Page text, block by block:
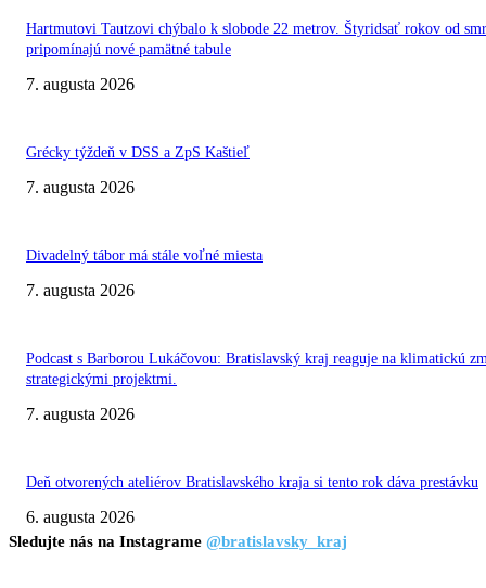
Hartmutovi Tautzovi chýbalo k slobode 22 metrov. Štyridsať rokov od
pripomínajú nové pamätné tabule
7. augusta 2026
Grécky týždeň v DSS a ZpS Kaštieľ
7. augusta 2026
Divadelný tábor má stále voľné miesta
7. augusta 2026
Podcast s Barborou Lukáčovou: Bratislavský kraj reaguje na klimatickú
strategickými projektmi.
7. augusta 2026
Deň otvorených ateliérov Bratislavského kraja si tento rok dáva prestávku
6. augusta 2026
Sledujte nás na Instagrame @bratislavsky_kraj